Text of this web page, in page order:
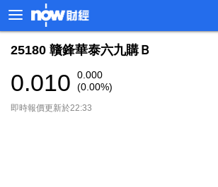
25180 贛鋒華泰六九購Ｂ
0.010
0.000
(0.00%)
即時報價更新於22:33